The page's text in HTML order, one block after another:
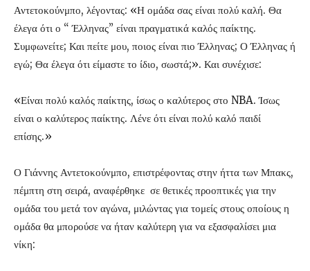
Αντετοκούνμπο, λέγοντας: «Η ομάδα σας είναι πολύ καλή. Θα
έλεγα ότι ο “ Έλληνας” είναι πραγματικά καλός παίκτης.
Συμφωνείτε; Και πείτε μου, ποιος είναι πιο Έλληνας; Ο Έλληνας ή
εγώ; Θα έλεγα ότι είμαστε το ίδιο, σωστά;». Και συνέχισε:
«Είναι πολύ καλός παίκτης, ίσως ο καλύτερος στο NBA. Ίσως
είναι ο καλύτερος παίκτης. Λένε ότι είναι πολύ καλό παιδί
επίσης.»
Ο Γιάννης Αντετοκούνμπο, επιστρέφοντας στην ήττα των Μπακς,
πέμπτη στη σειρά, αναφέρθηκε σε θετικές προοπτικές για την
ομάδα του μετά τον αγώνα, μιλώντας για τομείς στους οποίους η
ομάδα θα μπορούσε να ήταν καλύτερη για να εξασφαλίσει μια
νίκη: